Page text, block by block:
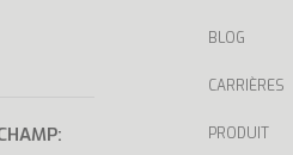
BLOG
CARRIÈRES
PRODUIT